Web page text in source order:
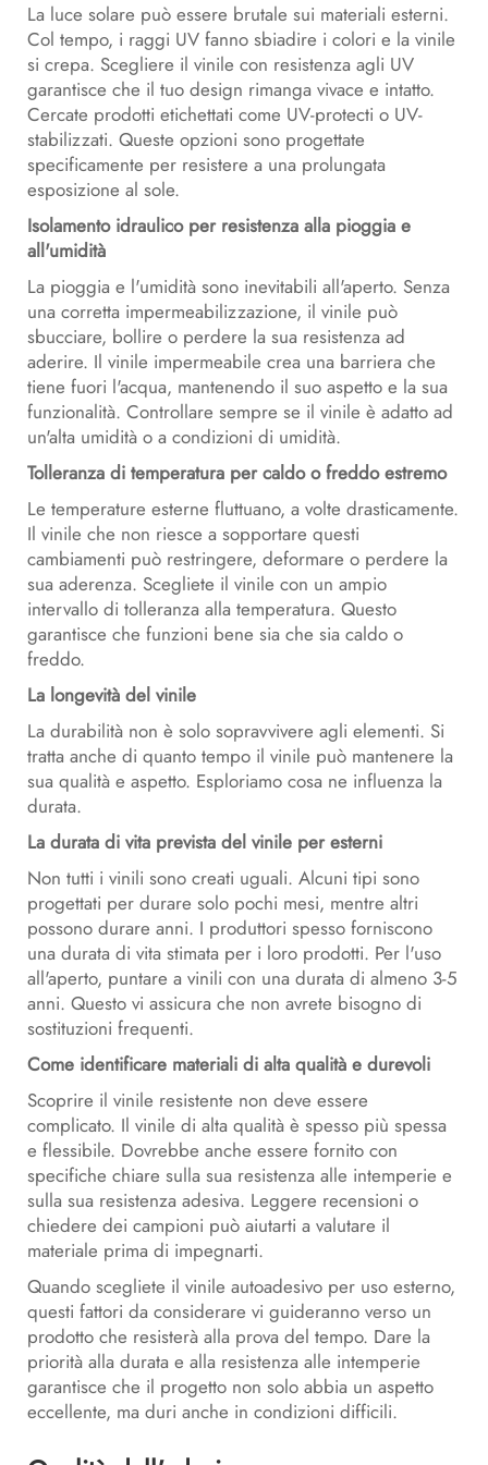
La luce solare può essere brutale sui materiali esterni.
Col tempo, i raggi UV fanno sbiadire i colori e la vinile
si crepa. Scegliere il vinile con resistenza agli UV
garantisce che il tuo design rimanga vivace e intatto.
Cercate prodotti etichettati come UV-protecti o UV-
stabilizzati. Queste opzioni sono progettate
specificamente per resistere a una prolungata
esposizione al sole.
Isolamento idraulico per resistenza alla pioggia e
all'umidità
La pioggia e l'umidità sono inevitabili all'aperto. Senza
una corretta impermeabilizzazione, il vinile può
sbucciare, bollire o perdere la sua resistenza ad
aderire. Il vinile impermeabile crea una barriera che
tiene fuori l'acqua, mantenendo il suo aspetto e la sua
funzionalità. Controllare sempre se il vinile è adatto ad
un'alta umidità o a condizioni di umidità.
Tolleranza di temperatura per caldo o freddo estremo
Le temperature esterne fluttuano, a volte drasticamente.
Il vinile che non riesce a sopportare questi
cambiamenti può restringere, deformare o perdere la
sua aderenza. Scegliete il vinile con un ampio
intervallo di tolleranza alla temperatura. Questo
garantisce che funzioni bene sia che sia caldo o
freddo.
La longevità del vinile
La durabilità non è solo sopravvivere agli elementi. Si
tratta anche di quanto tempo il vinile può mantenere la
sua qualità e aspetto. Esploriamo cosa ne influenza la
durata.
La durata di vita prevista del vinile per esterni
Non tutti i vinili sono creati uguali. Alcuni tipi sono
progettati per durare solo pochi mesi, mentre altri
possono durare anni. I produttori spesso forniscono
una durata di vita stimata per i loro prodotti. Per l'uso
all'aperto, puntare a vinili con una durata di almeno 3-5
anni. Questo vi assicura che non avrete bisogno di
sostituzioni frequenti.
Come identificare materiali di alta qualità e durevoli
Scoprire il vinile resistente non deve essere
complicato. Il vinile di alta qualità è spesso più spessa
e flessibile. Dovrebbe anche essere fornito con
specifiche chiare sulla sua resistenza alle intemperie e
sulla sua resistenza adesiva. Leggere recensioni o
chiedere dei campioni può aiutarti a valutare il
materiale prima di impegnarti.
Quando scegliete il vinile autoadesivo per uso esterno,
questi fattori da considerare vi guideranno verso un
prodotto che resisterà alla prova del tempo. Dare la
priorità alla durata e alla resistenza alle intemperie
garantisce che il progetto non solo abbia un aspetto
eccellente, ma duri anche in condizioni difficili.